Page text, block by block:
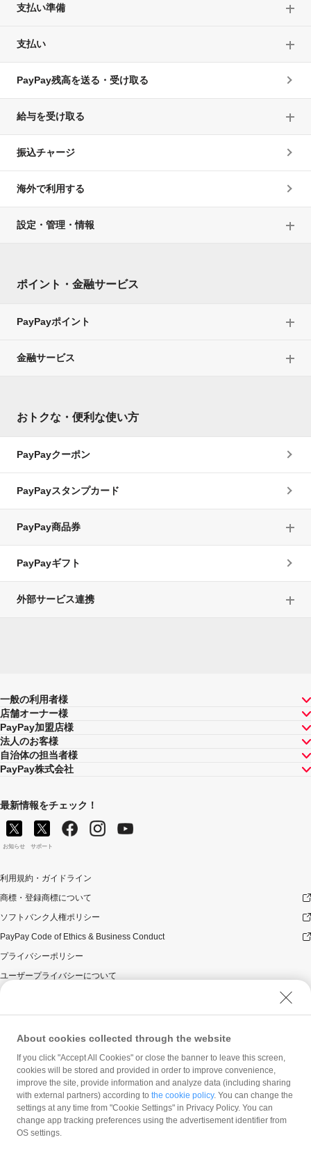
支払い準備
支払い
PayPay残高を送る・受け取る
給与を受け取る
振込チャージ
海外で利用する
設定・管理・情報
ポイント・金融サービス
PayPayポイント
金融サービス
おトクな・便利な使い方
PayPayクーポン
PayPayスタンプカード
PayPay商品券
PayPayギフト
外部サービス連携
一般の利用者様
店舗オーナー様
PayPay加盟店様
法人のお客様
自治体の担当者様
PayPay株式会社
最新情報をチェック！
お知らせ サポート
利用規約・ガイドライン
商標・登録商標について
ソフトバンク人権ポリシー
PayPay Code of Ethics & Business Conduct
プライバシーポリシー
ユーザープライバシーについて
ウェブサイト利用規約
反社会的勢力に対する方針
勧誘方針
マネロン等基本方針
カスタマーハラスメントに関する当社の考え方
About cookies collected through the website
If you click "Accept All Cookies" or close the banner to leave this screen,
cookies will be stored and provided in order to improve convenience,
improve the site, provide information and analyze data (including sharing
with external partners) according to the cookie policy. You can change the
settings at any time from "Cookie Settings" in Privacy Policy. You can
change app tracking preferences using the advertisement identifier from
OS settings.